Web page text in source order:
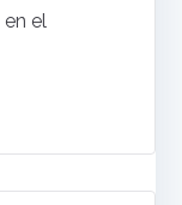
el